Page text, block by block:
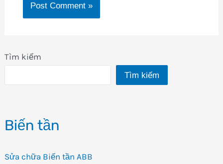
Tìm kiếm
Tìm kiếm
Biến tần
Sửa chữa Biến tần ABB